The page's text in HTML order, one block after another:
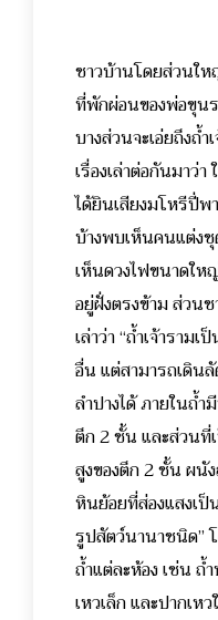
ชาวบ้านโดยส่วนให
ที่พักผ่อนของพ่อขุน
บางส่วนจะเอ่ยถึงถ้
เรื่องเล่าต่อกันมาว่
ได้ยินเสียงมโหรีปี่พ
บ้างพบเห็นคนแต่ง
เห็นดวงไฟขนาดให
อยู่ฝั่งตรงข้าม ส่วน
เล่าว่า “ถ้ำเจ้าราม
อื่น แต่สามารถเดินลั
ลำปางได้ ภายในถ้
ตึก 2 ชั้น และส่วนที่
สูงของตึก 2 ชั้น ผนั
หินย้อยที่ส่องแสงเป็
รูปสัตว์นานาชนิด”
ถ้ำแต่ละห้อง เช่น ถ้
เหวเล็ก และปากเห